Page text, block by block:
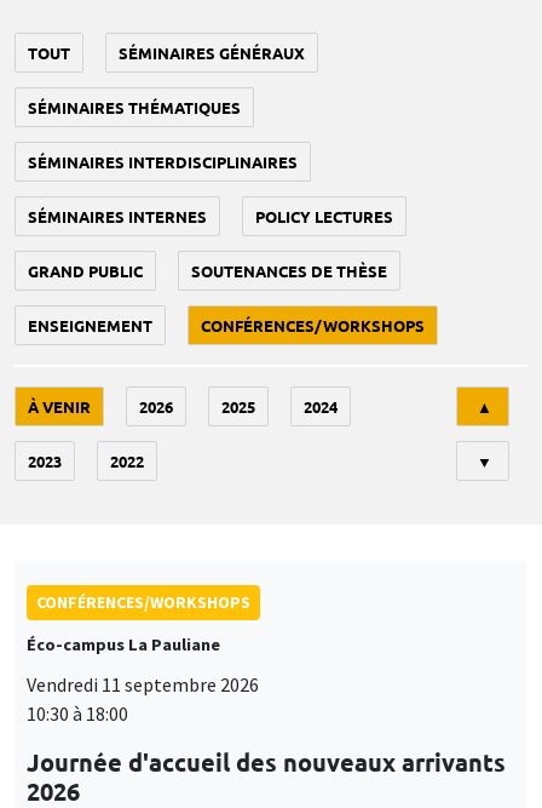
TOUT SÉMINAIRES GÉNÉRAUX
SÉMINAIRES THÉMATIQUES
SÉMINAIRES INTERDISCIPLINAIRES
SÉMINAIRES INTERNES POLICY LECTURES
GRAND PUBLIC SOUTENANCES DE THÈSE
ENSEIGNEMENT CONFÉRENCES/WORKSHOPS
À VENIR 2026 2025 2024
2023 2022
▲
▼
CONFÉRENCES/WORKSHOPS
Éco-campus La Pauliane
Vendredi 11 septembre 2026
10:30 à 18:00
Journée d'accueil des nouveaux arrivants
2026